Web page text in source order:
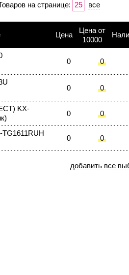
на странице: 25 все
Цена
Цена от
10000
0 0
0 0
KX-
0 0
0 0